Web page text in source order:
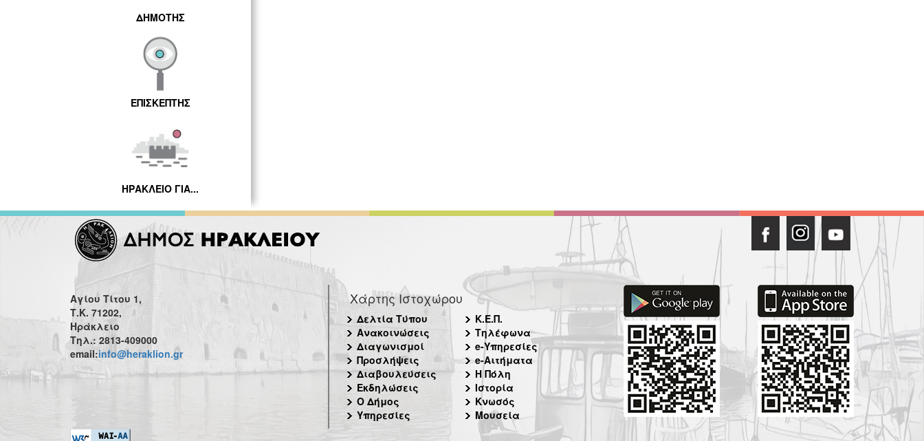
ΔΗΜΟΤΗΣ
ΕΠΙΣΚΕΠΤΗΣ
ΗΡΑΚΛΕΙΟ ΓΙΑ...
Αγίου Τίτου 1,
Τ.Κ. 71202,
Ηράκλειο
Τηλ.: 2813-409000
email:info@heraklion.gr
Χάρτης Ιστοχώρου
Δελτία Τύπου
Ανακοινώσεις
Διαγωνισμοί
Προσλήψεις
Διαβουλεύσεις
Εκδηλώσεις
Ο Δήμος
Υπηρεσίες
Κ.Ε.Π.
Τηλέφωνα
e-Υπηρεσίες
e-Αιτήματα
Η Πόλη
Ιστορία
Κνωσός
Μουσεία